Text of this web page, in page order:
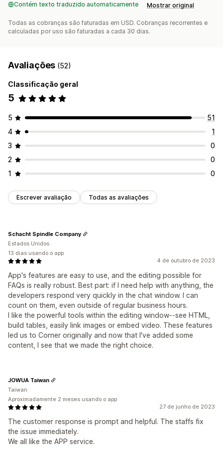
Contém texto traduzido automaticamente Mostrar original
Todas as cobranças são faturadas em USD. Cobranças recorrentes e
calculadas por uso são faturadas a cada 30 dias.
Avaliações (52)
Classificação geral
5
5
51
4
1
3
0
2
0
1
0
Escrever avaliação Todas as avaliações
4 de outubro de 2023
App's features are easy to use, and the editing possible for
FAQs is really robust. Best part: if I need help with anything, the
developers respond very quickly in the chat window. I can
count on them, even outside of regular business hours.
I like the powerful tools within the editing window--see HTML,
build tables, easily link images or embed video. These features
led us to Corner originally and now that I've added some
content, I see that we made the right choice.
Schacht Spindle Company
Estados Unidos
13 dias usando o app
27 de junho de 2023
The customer response is prompt and helpful. The staffs fix
the issue immediately.
We all like the APP service.
JOWUA Taiwan
Taiwan
Aproximadamente 2 meses usando o app